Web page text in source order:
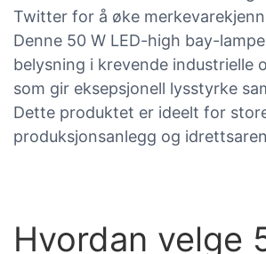
Twitter for å øke
Denne 50 W LED-high bay-
belysning i krevende industrielle
som gir eksepsjonell lysstyrke
Dette produktet er ideelt for
produksjonsanlegg og
Hvordan velge